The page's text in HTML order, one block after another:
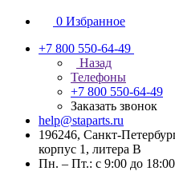
0 Избранное
+7 800 550-64-49
Назад
Телефоны
+7 800 550-64-49
Заказать звонок
help@staparts.ru
196246, Санкт-
корпус 1, литера В
Пн. – Пт.: с 9:00 до 18:00